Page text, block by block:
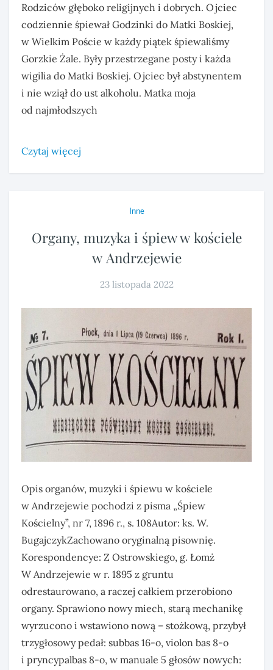
Rodziców głęboko religijnych i dobrych. Ojciec
codziennie śpiewał Godzinki do Matki Boskiej,
w Wielkim Poście w każdy piątek śpiewaliśmy
Gorzkie Żale. Były przestrzegane posty i każda
wigilia do Matki Boskiej. Ojciec był abstynentem
i nie wziął do ust alkoholu. Matka moja
od najmłodszych
Czytaj więcej
Inne
Organy, muzyka i śpiew w kościele
w Andrzejewie
23 listopada 2022
Opis organów, muzyki i śpiewu w kościele
w Andrzejewie pochodzi z pisma „Śpiew
Kościelny”, nr 7, 1896 r., s. 108Autor: ks. W.
BugajczykZachowano oryginalną pisownię.
Korespondencye: Z Ostrowskiego, g. Łomż
W Andrzejewie w r. 1895 z gruntu
odrestaurowano, a raczej całkiem przerobiono
organy. Sprawiono nowy miech, starą mechanikę
wyrzucono i wstawiono nową – stożkową, przybył
trzygłosowy pedał: subbas 16-o, violon bas 8-o
i pryncypalbas 8-o, w manuale 5 głosów nowych: